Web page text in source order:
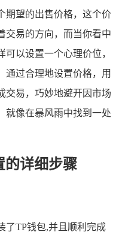
期望的出售价格，这个价
交易的方向，而当你看中
以设置一个心理价位，
通过合理地设置价格，用
交易，巧妙地避开因市场
就像在暴风雨中找到一处
的详细步骤
了TP钱包,并且顺利完成